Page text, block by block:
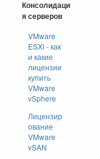
Консолидаци
я серверов
VMware
ESXi - как
и какие
лицензии
купить
VMware
vSphere
Лицензир
ование
VMware
vSAN